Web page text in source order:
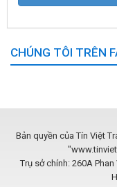
CHÚNG TÔI TRÊN
Bản quyền của Tín Việt
Trụ sở chính: 260A Phan